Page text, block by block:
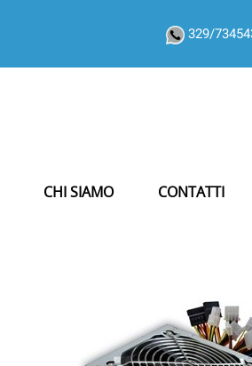
329/
CHI SIAMO CONTATTI